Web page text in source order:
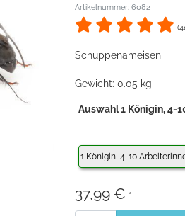
Artikelnummer: 6082
Schuppenameisen
Gewicht: 0.05 kg
Auswahl 1 Königin, 4-
1 Königin, 4-10
37,99 € *